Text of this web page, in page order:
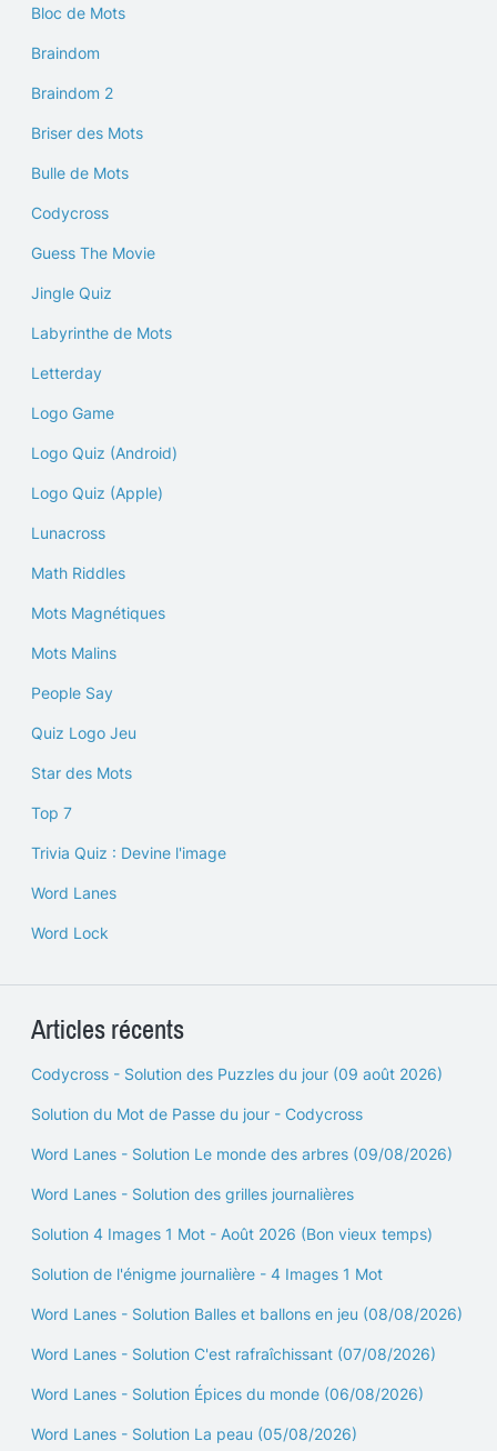
Bloc de Mots
Braindom
Braindom 2
Briser des Mots
Bulle de Mots
Codycross
Guess The Movie
Jingle Quiz
Labyrinthe de Mots
Letterday
Logo Game
Logo Quiz (Android)
Logo Quiz (Apple)
Lunacross
Math Riddles
Mots Magnétiques
Mots Malins
People Say
Quiz Logo Jeu
Star des Mots
Top 7
Trivia Quiz : Devine l'image
Word Lanes
Word Lock
Articles récents
Codycross - Solution des Puzzles du jour (09 août 2026)
Solution du Mot de Passe du jour - Codycross
Word Lanes - Solution Le monde des arbres (09/08/2026)
Word Lanes - Solution des grilles journalières
Solution 4 Images 1 Mot - Août 2026 (Bon vieux temps)
Solution de l'énigme journalière - 4 Images 1 Mot
Word Lanes - Solution Balles et ballons en jeu (08/08/2026)
Word Lanes - Solution C'est rafraîchissant (07/08/2026)
Word Lanes - Solution Épices du monde (06/08/2026)
Word Lanes - Solution La peau (05/08/2026)